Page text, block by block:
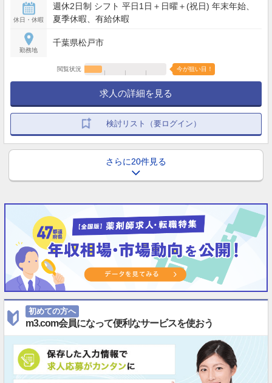
休日・休暇
週休2日制 シフト 平日1日＋日曜＋(祝日) 年末年始、
夏季休暇、有給休暇
勤務地
千葉県松戸市
閲覧状況 今が狙い目！
求人の詳細を見る
検討リスト（要ログイン）
さらに20件見る
初めての方へ
m3.com会員になって便利なサービスを使おう